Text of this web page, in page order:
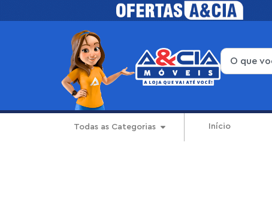
Todas as Categorias Início